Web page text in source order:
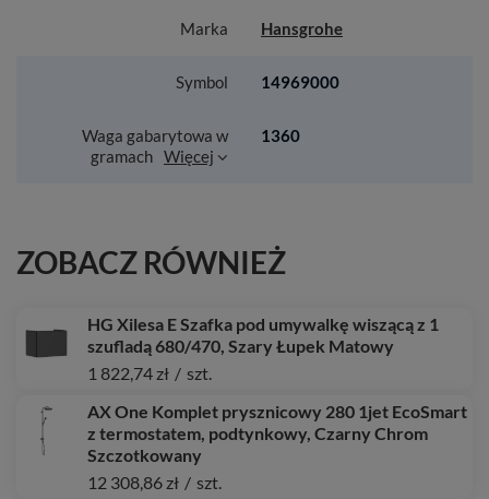
Marka Hansgrohe
Symbol 14969000
Waga gabarytowa w
gramach Więcej
1360
ZOBACZ RÓWNIEŻ
HG Xilesa E Szafka pod umywalkę wiszącą z 1
szufladą 680/470, Szary Łupek Matowy
1 822,74 zł / szt.
AX One Komplet prysznicowy 280 1jet EcoSmart
z termostatem, podtynkowy, Czarny Chrom
Szczotkowany
12 308,86 zł / szt.